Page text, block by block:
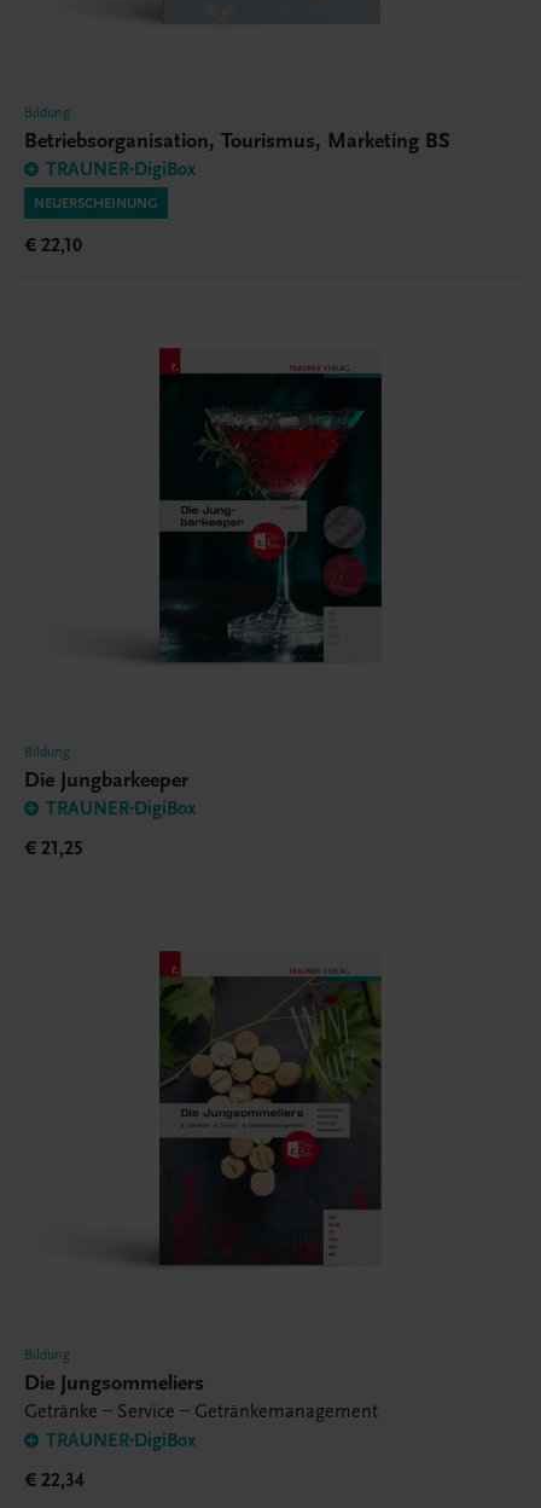
Bildung
Betriebsorganisation, Tourismus, Marketing BS
TRAUNER-DigiBox
NEUERSCHEINUNG
€ 22,10
Bildung
Die Jungbarkeeper
TRAUNER-DigiBox
€ 21,25
Bildung
Die Jungsommeliers
Getränke – Service – Getränkemanagement
TRAUNER-DigiBox
€ 22,34